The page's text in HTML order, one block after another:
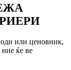
или ценовник,
ќе ве